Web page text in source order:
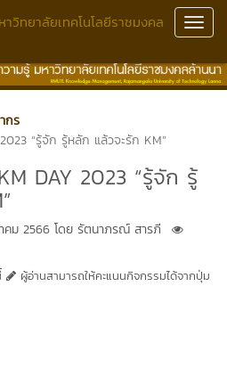
วิทยาลัยเทคโนโลยีราชมงคล
กร
“รู้จัก รู้หลัก แล้วจะรัก KM”
DAY 2023 “รู้จัก รู้
คม 2566 โดย รัตนาภรณ์ สารภี
ผู้อ่านสามารถให้คะแนนกิจกรรมได้จากปุ่ม